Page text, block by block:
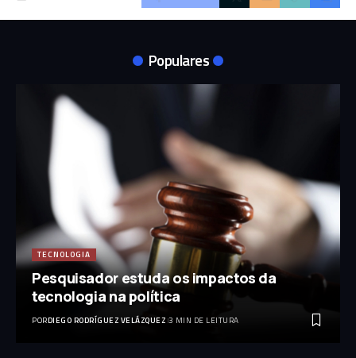
Populares
TECNOLOGIA
Pesquisador estuda os impactos da
tecnologia na política
PORDIEGO RODRÍGUEZ VELÁZQUEZ 3 MIN DE LEITURA